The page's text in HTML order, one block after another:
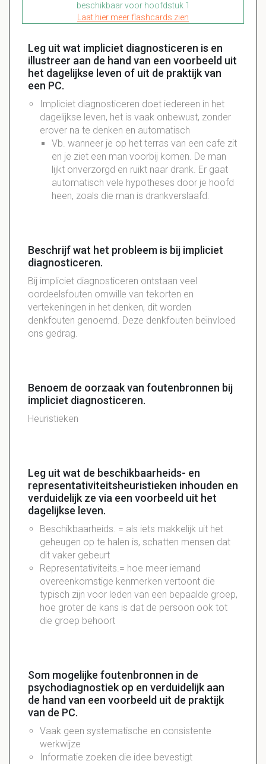
beschikbaar voor hoofdstuk 1
Laat hier meer flashcards zien
Leg uit wat impliciet diagnosticeren is en
illustreer aan de hand van een voorbeeld uit
het dagelijkse leven of uit de praktijk van
een PC.
Impliciet diagnosticeren doet iedereen in het
dagelijkse leven, het is vaak onbewust, zonder
erover na te denken en automatisch
Vb. wanneer je op het terras van een cafe zit
en je ziet een man voorbij komen. De man
lijkt onverzorgd en ruikt naar drank. Er gaat
automatisch vele hypotheses door je hoofd
heen, zoals die man is drankverslaafd.
Beschrijf wat het probleem is bij impliciet
diagnosticeren.
Bij impliciet diagnosticeren ontstaan veel
oordeelsfouten omwille van tekorten en
vertekeningen in het denken, dit worden
denkfouten genoemd. Deze denkfouten beïnvloed
ons gedrag.
Benoem de oorzaak van foutenbronnen bij
impliciet diagnosticeren.
Heuristieken
Leg uit wat de beschikbaarheids- en
representativiteitsheuristieken inhouden en
verduidelijk ze via een voorbeeld uit het
dagelijkse leven.
Beschikbaarheids. = als iets makkelijk uit het
geheugen op te halen is, schatten mensen dat
dit vaker gebeurt
Representativiteits.= hoe meer iemand
overeenkomstige kenmerken vertoont die
typisch zijn voor leden van een bepaalde groep,
hoe groter de kans is dat de persoon ook tot
die groep behoort
Som mogelijke foutenbronnen in de
psychodiagnostiek op en verduidelijk aan
de hand van een voorbeeld uit de praktijk
van de PC.
Vaak geen systematische en consistente
werkwijze
Informatie zoeken die idee bevestigt